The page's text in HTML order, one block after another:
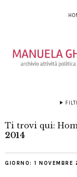
Ti trovi qui:
2014
GIORNO: 1 NOVEMBRE